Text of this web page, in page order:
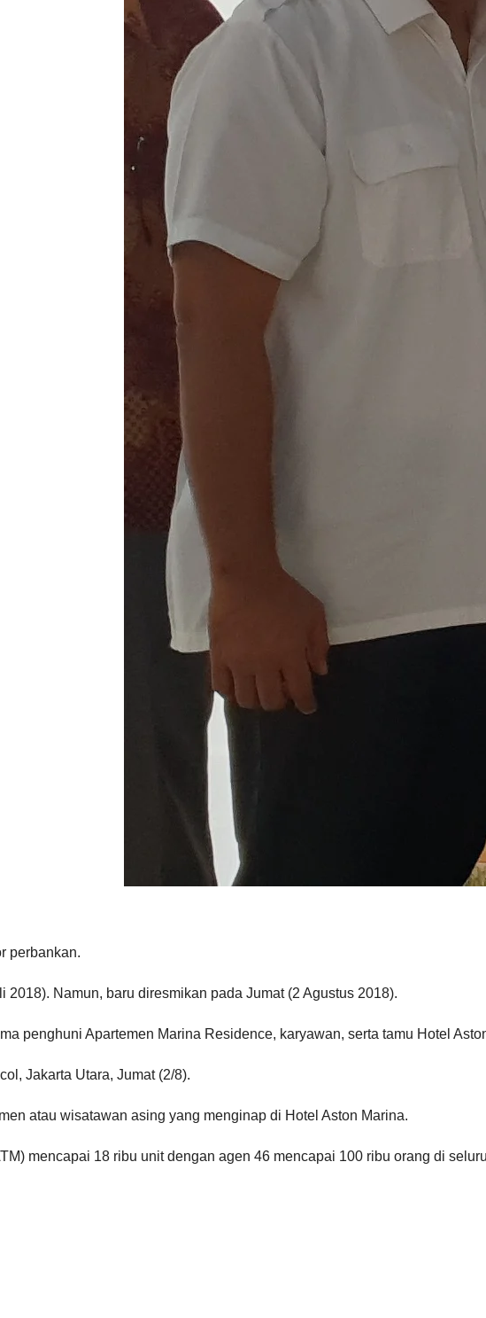
perbankan.
Namun, baru diresmikan pada Jumat (2 Agustus 2018).
penghuni Apartemen Marina Residence, karyawan, serta tamu Hotel
Jakarta Utara, Jumat (2/8).
atau wisatawan asing yang menginap di Hotel Aston Marina.
mencapai 18 ribu unit dengan agen 46 mencapai 100 ribu orang di